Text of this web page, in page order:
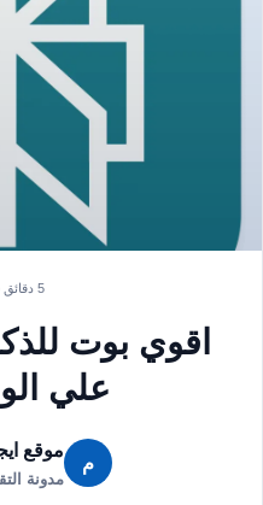
5 دقائق قراءة
اقوي بوت
علي
م
موقع
مدونة